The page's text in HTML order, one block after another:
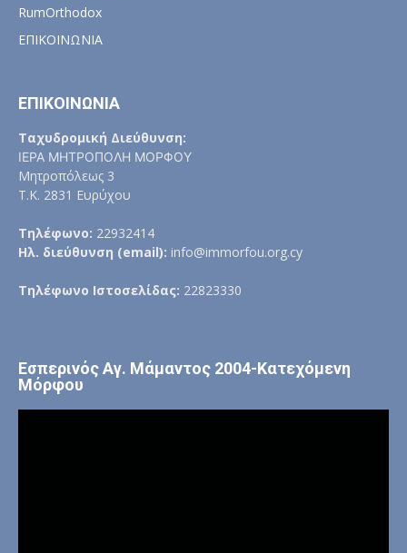
RumOrthodox
ΕΠΙΚΟΙΝΩΝΙΑ
ΕΠΙΚΟΙΝΩΝΙΑ
Ταχυδρομική Διεύθυνση:
ΙΕΡΑ ΜΗΤΡΟΠΟΛΗ ΜΟΡΦΟΥ
Μητροπόλεως 3
Τ.Κ. 2831 Ευρύχου
Τηλέφωνο: 22932414
Ηλ. διεύθυνση (email): info@immorfou.org.cy
Τηλέφωνο Ιστοσελίδας: 22823330
Εσπερινός Αγ. Μάμαντος 2004-Κατεχόμενη
Μόρφου